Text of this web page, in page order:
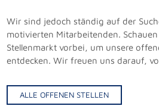
Wir sind jedoch ständig auf der
motivierten Mitarbeitenden.
Stellenmarkt vorbei, um unsere
entdecken. Wir freuen uns darauf,
ALLE OFFENEN STELLEN